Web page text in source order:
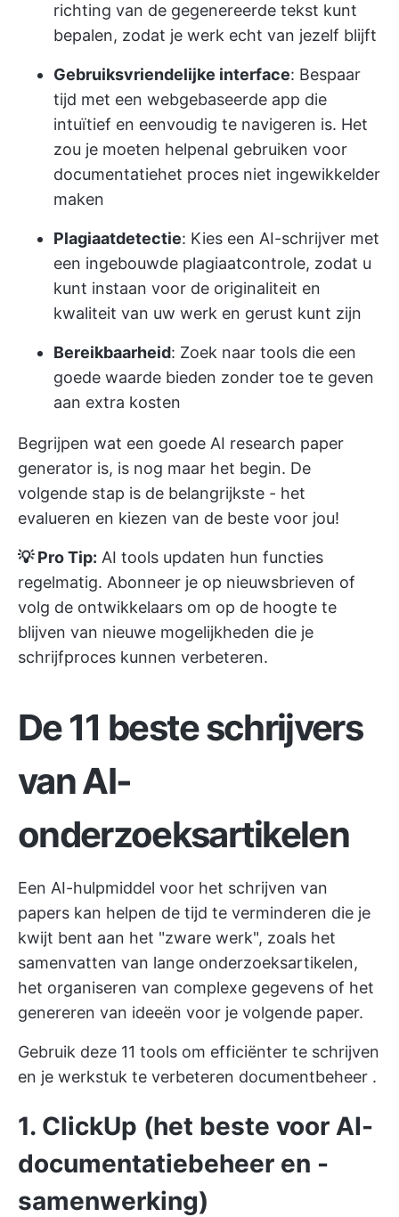
richting van de gegenereerde tekst kunt
bepalen, zodat je werk echt van jezelf blijft
Gebruiksvriendelijke interface: Bespaar
tijd met een webgebaseerde app die
intuïtief en eenvoudig te navigeren is. Het
zou je moeten helpenaI gebruiken voor
documentatiehet proces niet ingewikkelder
maken
Plagiaatdetectie: Kies een AI-schrijver met
een ingebouwde plagiaatcontrole, zodat u
kunt instaan voor de originaliteit en
kwaliteit van uw werk en gerust kunt zijn
Bereikbaarheid: Zoek naar tools die een
goede waarde bieden zonder toe te geven
aan extra kosten
Begrijpen wat een goede AI research paper
generator is, is nog maar het begin. De
volgende stap is de belangrijkste - het
evalueren en kiezen van de beste voor jou!
💡 Pro Tip: AI tools updaten hun functies
regelmatig. Abonneer je op nieuwsbrieven of
volg de ontwikkelaars om op de hoogte te
blijven van nieuwe mogelijkheden die je
schrijfproces kunnen verbeteren.
De 11 beste schrijvers
van AI-
onderzoeksartikelen
Een AI-hulpmiddel voor het schrijven van
papers kan helpen de tijd te verminderen die je
kwijt bent aan het "zware werk", zoals het
samenvatten van lange onderzoeksartikelen,
het organiseren van complexe gegevens of het
genereren van ideeën voor je volgende paper.
Gebruik deze 11 tools om efficiënter te schrijven
en je werkstuk te verbeteren documentbeheer .
1. ClickUp (het beste voor AI-
documentatiebeheer en -
samenwerking)